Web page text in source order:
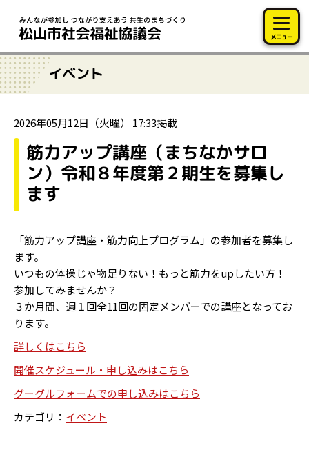
メニュー
イベント
2026年05月12日（火曜） 17:33掲載
筋力アップ講座（まちなかサロ
ン）令和８年度第２期生を募集し
ます
「筋力アップ講座・筋力向上プログラム」の参加者を募集し
ます。
いつもの体操じゃ物足りない！もっと筋力をupしたい方！
参加してみませんか？
３か月間、週１回全11回の固定メンバーでの講座となってお
ります。
詳しくはこちら
開催スケジュール・申し込みはこちら
グーグルフォームでの申し込みはこちら
カテゴリ： イベント